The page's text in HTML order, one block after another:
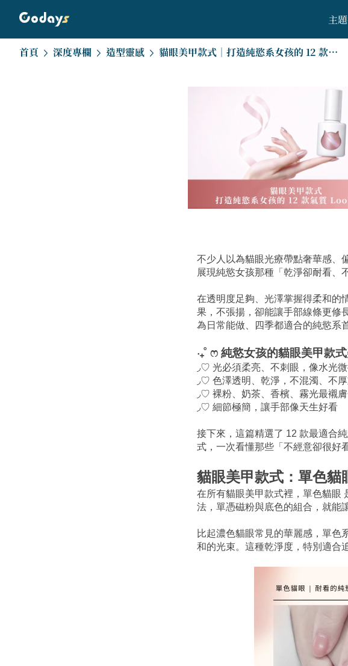
主
首頁 深度專欄 造型靈感 貓眼美甲款式｜打造純慾系女孩的 12 款氣質 Lookbook
不少人以為貓眼光療帶點奢華感、
展現純慾女孩那種「乾淨卻耐看、
在透明度足夠、光澤掌握得柔和的
果，不張揚，卻能讓手部線條更修
為日常能做、四季都適合的純慾系
‧₊˚ ෆ 純慾女孩的貓眼美甲款
◞♡ 光必須柔亮、不刺眼，像水光
◞♡ 色澤透明、乾淨，不混濁、不
◞♡ 裸粉、奶茶、香檳、霧光最襯
◞♡ 細節極簡，讓手部像天生好看
接下來，這篇精選了 12 款最適合
式，一次看懂那些「不經意卻很好
貓眼美甲款式：單色貓
在所有貓眼美甲款式裡，單色貓眼
法，單憑磁粉與底色的組合，就能
比起濃色貓眼常見的華麗感，單色
和的光束。這種乾淨度，特別適合